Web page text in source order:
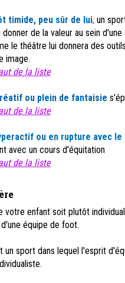
timide, peu sûr de lui,un
donner de la valeur au sein
le théâtre lui donnera des
image.
de la liste
ou plein de fantaisie
de la liste
ou en rupture avec
avec un cours d'équitation
de la liste
votre enfant soit plutôt
équipe de foot.
un sport dans lequel l'esprit